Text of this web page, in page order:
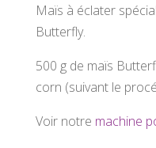
Maïs à éclater
Butterfly.
500 g de maïs
corn (suivant le
Voir notre machine